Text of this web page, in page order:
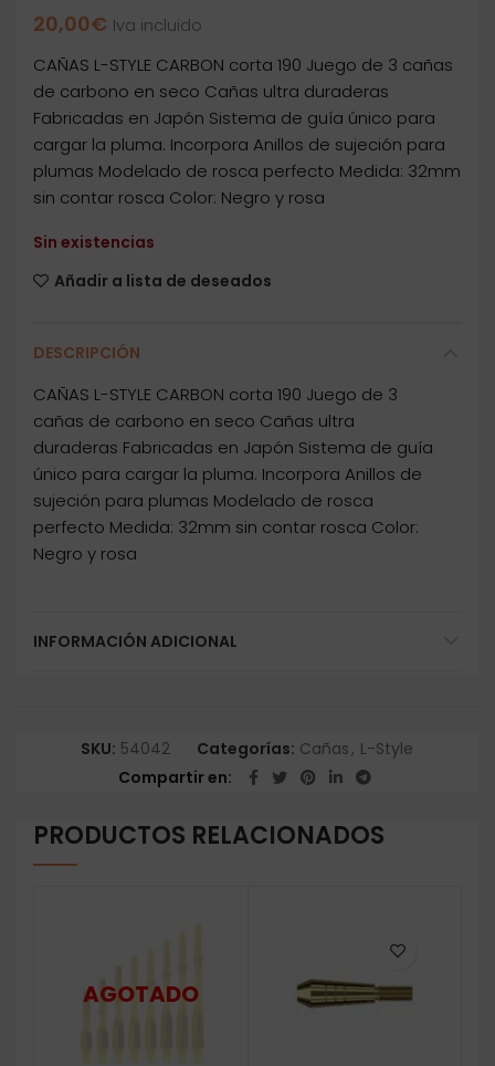
20,00€ Iva incluido
CAÑAS L-STYLE CARBON corta 190 Juego de 3 cañas
de carbono en seco Cañas ultra duraderas
Fabricadas en Japón Sistema de guía único para
cargar la pluma. Incorpora Anillos de sujeción para
plumas Modelado de rosca perfecto Medida: 32mm
sin contar rosca Color: Negro y rosa
Sin existencias
Añadir a lista de deseados
DESCRIPCIÓN
CAÑAS L-STYLE CARBON corta 190 Juego de 3
cañas de carbono en seco Cañas ultra
duraderas Fabricadas en Japón Sistema de guía
único para cargar la pluma. Incorpora Anillos de
sujeción para plumas Modelado de rosca
perfecto Medida: 32mm sin contar rosca Color:
Negro y rosa
INFORMACIÓN ADICIONAL
SKU: 54042 Categorías: Cañas, L-Style
Compartir en
PRODUCTOS RELACIONADOS